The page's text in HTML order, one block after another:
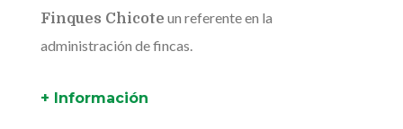
Finques Chicote un referente en la
administración de fincas.
+ Información